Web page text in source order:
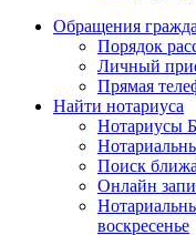
Обращения
Порядок
Личный
Прямая
Найти нотариуса
Нотариусы
Поиск
Онлайн
воскресенье